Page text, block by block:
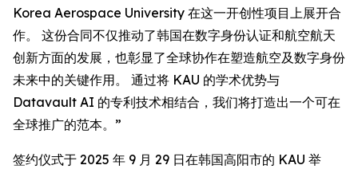
Korea Aerospace University 在这一开创性项目上展开合
作。 这份合同不仅推动了韩国在数字身份认证和航空航天
创新方面的发展，也彰显了全球协作在塑造航空及数字身份
未来中的关键作用。 通过将 KAU 的学术优势与
Datavault AI 的专利技术相结合，我们将打造出一个可在
全球推广的范本。”
签约仪式于 2025 年 9 月 29 日在韩国高阳市的 KAU 举